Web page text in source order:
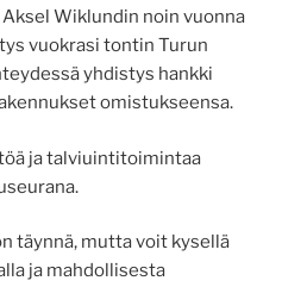
Wiklundin noin vuonna
vuokrasi tontin Turun
yhdistys hankki
omistukseensa.
ja talviuintitoimintaa
täynnä, mutta voit kysellä
ja mahdollisesta